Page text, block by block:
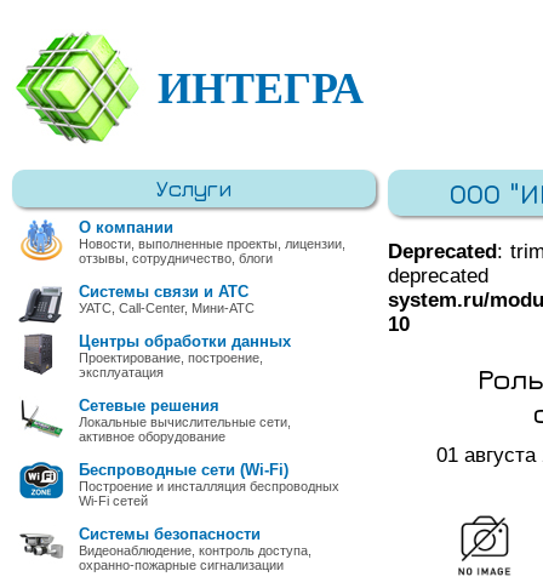
ИНТЕГРА
Услуги
О компании
Новости, выполненные проекты, лицензии,
отзывы, сотрудничество, блоги
Системы связи и АТС
УАТС, Call-Center, Мини-АТС
Центры обработки данных
Проектирование, построение,
эксплуатация
Сетевые решения
Локальные вычислительные сети,
активное оборудование
Беспроводные сети (Wi-Fi)
Построение и инсталляция беспроводных
Wi-Fi сетей
Системы безопасности
Видеонаблюдение, контроль доступа,
охранно-пожарные сигнализации
ООО
Deprecated:
system.ru/
10
01 августа